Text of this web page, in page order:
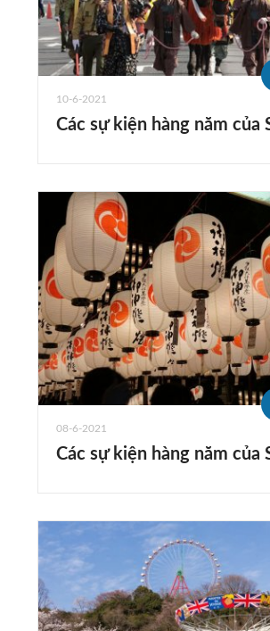
10-6-2021
Các sự kiện hàng năm của
08-6-2021
Các sự kiện hàng năm của